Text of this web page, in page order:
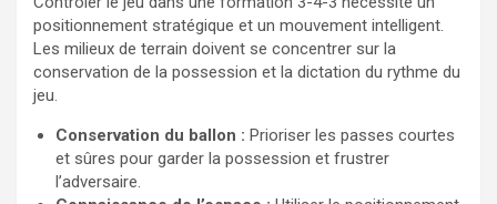
positionnement stratégique et un mouvement intelligent.
Les milieux de terrain doivent se concentrer sur la
conservation de la possession et la dictation du rythme du
jeu.
Conservation du ballon : Prioriser les passes courtes
et sûres pour garder la possession et frustrer
l’adversaire.